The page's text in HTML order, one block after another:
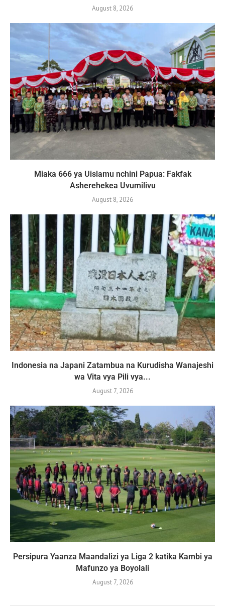
August 8, 2026
Miaka 666 ya Uislamu nchini Papua: Fakfak
Asherehekea Uvumilivu
August 8, 2026
Indonesia na Japani Zatambua na Kurudisha Wanajeshi
wa Vita vya Pili vya...
August 7, 2026
Persipura Yaanza Maandalizi ya Liga 2 katika Kambi ya
Mafunzo ya Boyolali
August 7, 2026